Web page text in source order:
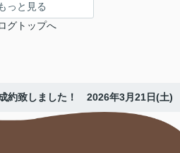
っと見る
グトップへ
約致しました！ 2026年3月21日(土)